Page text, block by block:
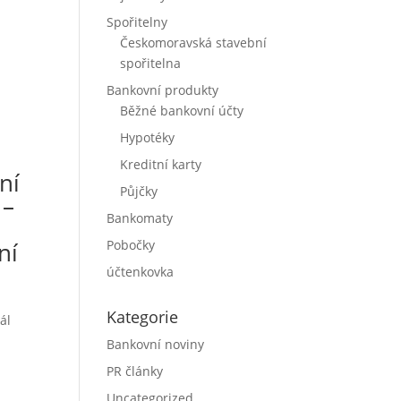
Spořitelny
Českomoravská stavební
spořitelna
Bankovní produkty
Běžné bankovní účty
Hypotéky
Kreditní karty
Půjčky
Bankomaty
Pobočky
účtenkovka
Kategorie
Bankovní noviny
PR články